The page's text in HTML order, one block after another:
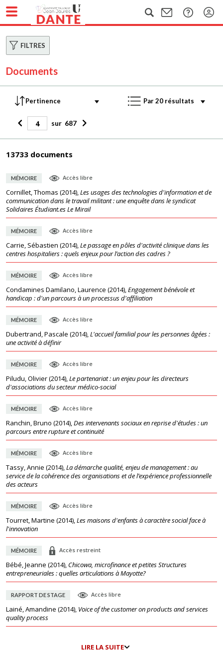
FILTRES
Documents
sur 687
13733 documents
MÉMOIRE Accès libre
Cornillet, Thomas (2014),Les usages des technologies d'information et de
communication dans le travail militant : une enquête dans le syndicat
Solidaires Étudiant.es Le Mirail
MÉMOIRE Accès libre
Carrie, Sébastien (2014),Le passage en pôles d'activité clinique dans les
centres hospitaliers : quels enjeux pour l’action des cadres ?
MÉMOIRE Accès libre
Condamines Damilano, Laurence (2014),Engagement bénévole et
handicap : d'un parcours à un processus d'affiliation
MÉMOIRE Accès libre
Dubertrand, Pascale (2014),L'accueil familial pour les personnes âgées :
une activité à définir
MÉMOIRE Accès libre
Piludu, Olivier(2014),Le partenariat : un enjeu pour les directeurs
d'associations du secteur médico-social
MÉMOIRE Accès libre
Ranchin, Bruno (2014),Des intervenants sociaux en reprise d'études : un
parcours entre rupture et continuité
MÉMOIRE Accès libre
Tassy, Annie (2014),La démarche qualité, enjeu de management : au
service de la cohérence des organisations et de l’expérience professionnelle
des acteurs
MÉMOIRE Accès libre
Tourret, Martine (2014),Les maisons d'enfants à caractère social face à
l'innovation
MÉMOIRE Accès restreint
Bébé, Jeanne (2014), Chicowa, microfinance et petites Structures
entrepreneuriales : quelles articulations à Mayotte?
RAPPORT DE STAGE Accès libre
Lainé, Amandine (2014), Voice of the customer on products and services
quality process
LIRE LA SUITE